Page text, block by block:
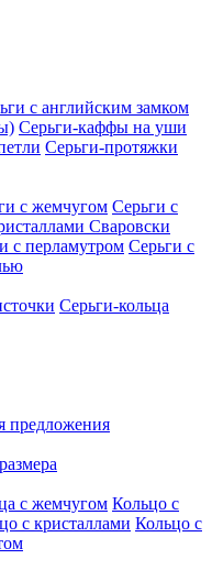
с английским замком
Серьги-каффы на уши
Серьги-протяжки
с жемчугом Серьги с
Сваровски
с перламутром Серьги с
Серьги-кольца
предложения
с жемчугом Кольцо с
с кристаллами Кольцо с